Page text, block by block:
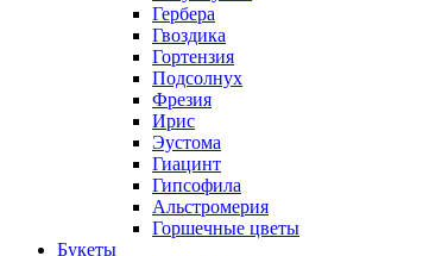
Гербера
Гвоздика
Гортензия
Подсолнух
Фрезия
Ирис
Эустома
Гиацинт
Гипсофила
Альстромерия
Горшечные цветы
Букеты